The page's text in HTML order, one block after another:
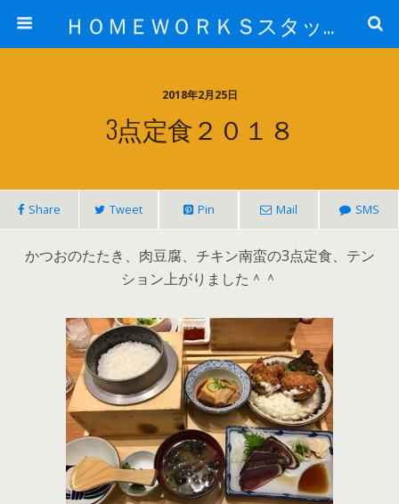
ＨＯＭＥＷＯＲＫＳスタッフ日記ブログ
2018年2月25日
3点定食２０１８
Share Tweet Pin Mail SMS
かつおのたたき、肉豆腐、チキン南蛮の3点定食、テン
ション上がりました＾＾